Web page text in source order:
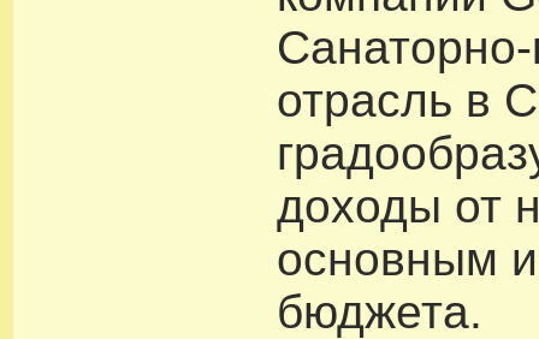
отрасль в
доходы от
основным
бюджета.